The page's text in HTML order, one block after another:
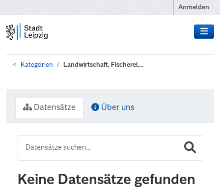
Anmelden
Kategorien Landwirtschaft, Fischerei,...
Datensätze Über uns
Keine Datensätze gefunden